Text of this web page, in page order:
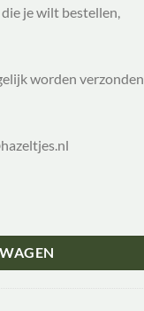
je wilt bestellen,
worden verzonden